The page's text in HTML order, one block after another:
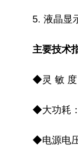
5. 液晶显示
主要技术
◆灵 敏 度
◆大功耗：
◆电源电压